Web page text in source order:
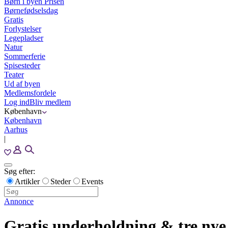
Børnefødselsdag
Gratis
Forlystelser
Legepladser
Natur
Sommerferie
Spisesteder
Teater
Ud af byen
Medlemsfordele
Log indBliv medlem
København
København
Aarhus
|
Søg efter:
Artikler
Steder Events
Annonce